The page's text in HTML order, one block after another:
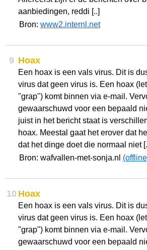
aanbiedingen, reddi [..]
Bron: www2.internl.net
9 Hoax
Een hoax is een vals virus. Dit is
virus dat geen virus is. Een hoax
"grap") komt binnen via e-mail.
gewaarschuwd voor een bepaald
juist in het bericht staat is
hoax. Meestal gaat het erover dat
dat het dinge doet die normaal niet
Bron: wafvallen-met-sonja.nl
10 Hoax
Een hoax is een vals virus. Dit is
virus dat geen virus is. Een hoax
"grap") komt binnen via e-mail.
gewaarschuwd voor een bepaald